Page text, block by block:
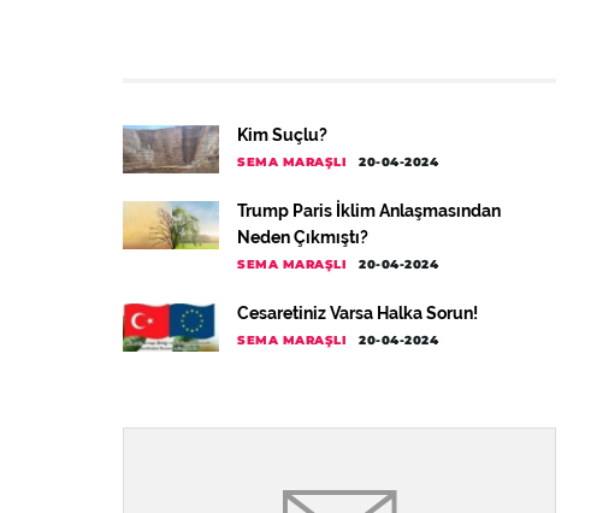
Kim Suçlu?
SEMA MARAŞLI 20-04-2024
Trump Paris İklim Anlaşmasından
Neden Çıkmıştı?
SEMA MARAŞLI 20-04-2024
Cesaretiniz Varsa Halka Sorun!
SEMA MARAŞLI 20-04-2024